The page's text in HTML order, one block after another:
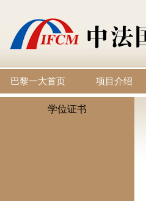
巴黎一大首页 项目介绍
学位证书